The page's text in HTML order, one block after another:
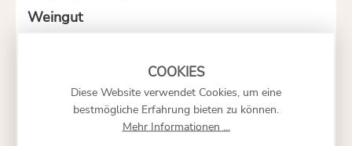
Weingut
Weingut in der Valpolicella-Region, das seit
fünf Generationen von der Familie
Campagnola geführt wird. Die Familie legt
großen Wert auf Nachhaltigkeit und Qualität
Die Weinberge sind in den
Diese Website verwendet Cookies, um eine
bestmögliche Erfahrung bieten zu können.
Mehr Informationen ...